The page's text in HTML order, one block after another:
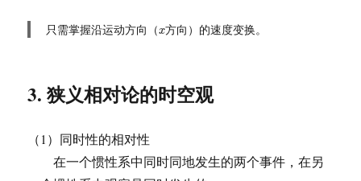
只需掌握沿运动方向（x
x方向）的速度变换。
3. 狭义相对论的时空观
（1）同时性的相对性
在一个惯性系中同时同地发生的两个事件，在另